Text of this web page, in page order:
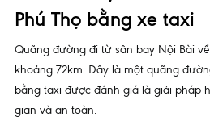
Phú Thọ bằng xe taxi
Quãng đường đi từ sân bay Nội Bài
khoảng 72km. Đây là một quãng
bằng taxi được đánh giá là giải pháp
gian và an toàn.